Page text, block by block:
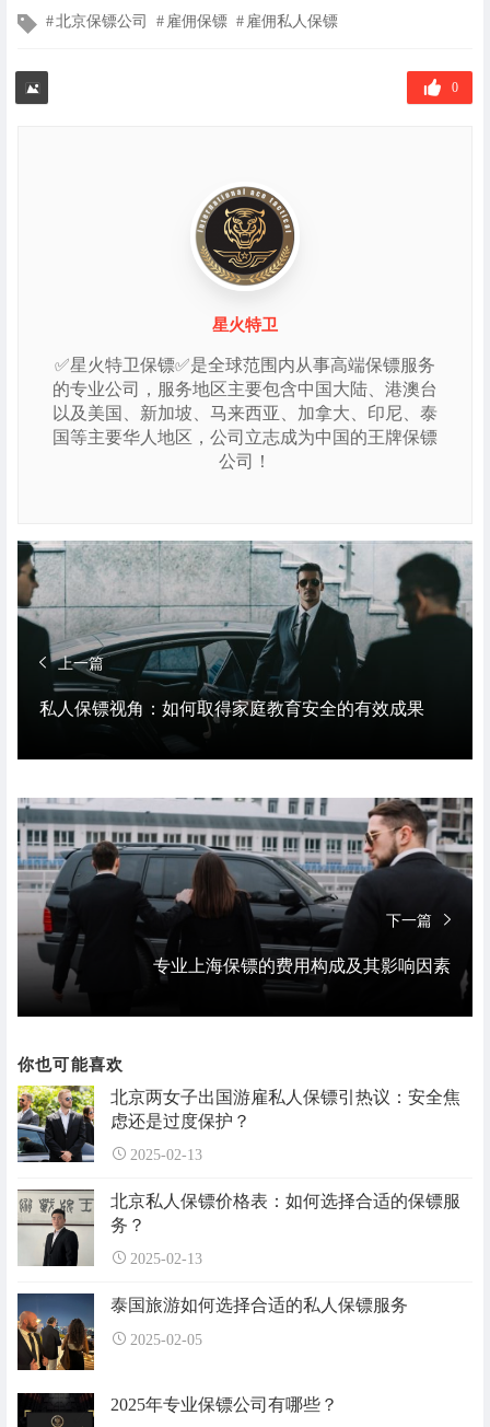
文
签
北京保镖公司 雇佣保镖 雇佣私人保镖
0
星火特卫
✅星火特卫保镖✅是全球范围内从事高端保镖服务
的专业公司，服务地区主要包含中国大陆、港澳台
以及美国、新加坡、马来西亚、加拿大、印尼、泰
国等主要华人地区，公司立志成为中国的王牌保镖
公司！
上一篇
私人保镖视角：如何取得家庭教育安全的有效成果
下一篇
专业上海保镖的费用构成及其影响因素
你也可能喜欢
北京两女子出国游雇私人保镖引热议：安全焦
虑还是过度保护？
2025-02-13
北京私人保镖价格表：如何选择合适的保镖服
务？
2025-02-13
泰国旅游如何选择合适的私人保镖服务
2025-02-05
2025年专业保镖公司有哪些？